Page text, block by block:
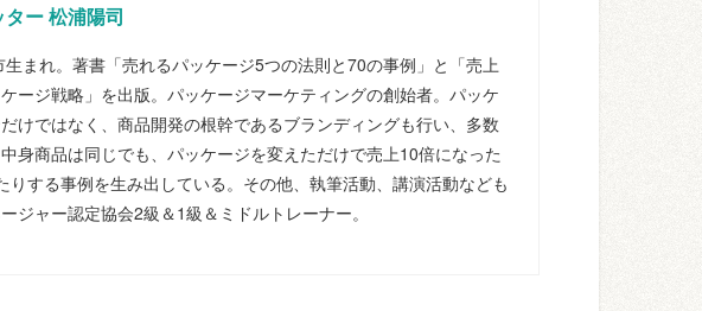
ー 松浦陽司
まれ。著書「売れるパッケージ5つの法則と70の事例」と「売上
ージ戦略」を出版。パッケージマーケティングの創始者。パッケ
けではなく、商品開発の根幹であるブランディングも行い、多数
身商品は同じでも、パッケージを変えただけで売上10倍になった
りする事例を生み出している。その他、執筆活動、講演活動なども
ジャー認定協会2級＆1級＆ミドルトレーナー。